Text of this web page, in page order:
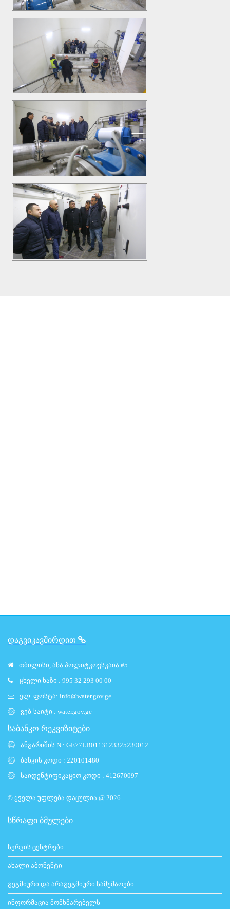
ᲓᲐᲒᲕᲘᲙᲐᲕᲨᲘᲠᲓᲘᲗ
თბილისი, ანა პოლიტკოვსკაია #5
ცხელი ხაზი : 995 32 293 00 00
ელ. ფოსტა: info@water.gov.ge
ვებ-საიტი : water.gov.ge
საბანკო რეკვიზიტები
ანგარიშის N : GE77LB0113123325230012
ბანკის კოდი : 220101480
საიდენტიფიკაციო კოდი : 412670097
© ყველა უფლება დაცულია @ 2026
ᲡᲬᲠᲐᲤᲘ ᲑᲛᲣᲚᲔᲑᲘ
სერვის ცენტრები
ახალი აბონენტი
გეგმიური და არაგეგმიური სამუშაოები
ინფორმაცია მომხმარებელს